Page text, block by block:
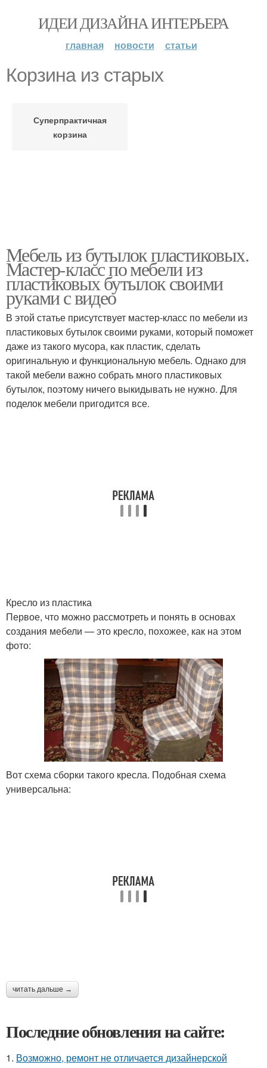
ИДЕИ ДИЗАЙНА ИНТЕРЬЕРА
главная новости статьи
Корзина из старых
Суперпрактичная
корзина
Мебель из бутылок пластиковых.
Мастер-класс по мебели из
пластиковых бутылок своими
руками с видео
В этой статье присутствует мастер-класс по мебели из
пластиковых бутылок своими руками, который поможет
даже из такого мусора, как пластик, сделать
оригинальную и функциональную мебель. Однако для
такой мебели важно собрать много пластиковых
бутылок, поэтому ничего выкидывать не нужно. Для
поделок мебели пригодится все.
Кресло из пластика
Первое, что можно рассмотреть и понять в основах
создания мебели — это кресло, похожее, как на этом
фото:
Вот схема сборки такого кресла. Подобная схема
универсальна:
читать дальше →
Последние обновления на сайте:
1. Возможно, ремонт не отличается дизайнерской